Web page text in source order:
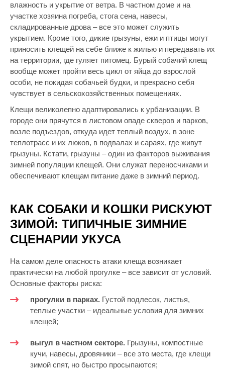
влажность и укрытие от ветра. В частном доме и на
участке хозяина погреба, стога сена, навесы,
складированные дрова – все это может служить
укрытием. Кроме того, дикие грызуны, ежи и птицы могут
приносить клещей на себе ближе к жилью и передавать их
на территории, где гуляет питомец. Бурый собачий клещ
вообще может пройти весь цикл от яйца до взрослой
особи, не покидая собачьей будки, и прекрасно себя
чувствует в сельскохозяйственных помещениях.
Клещи великолепно адаптировались к урбанизации. В
городе они прячутся в листовом опаде скверов и парков,
возле подъездов, откуда идет теплый воздух, в зоне
теплотрасс и их люков, в подвалах и сараях, где живут
грызуны. Кстати, грызуны – один из факторов выживания
зимней популяции клещей. Они служат переносчиками и
обеспечивают клещам питание даже в зимний период.
КАК СОБАКИ И КОШКИ РИСКУЮТ
ЗИМОЙ: ТИПИЧНЫЕ ЗИМНИЕ
СЦЕНАРИИ УКУСА
На самом деле опасность атаки клеща возникает
практически на любой прогулке – все зависит от условий.
Основные факторы риска:
прогулки в парках. Густой подлесок, листья,
теплые участки – идеальные условия для зимних
клещей;
выгул в частном секторе. Грызуны, компостные
кучи, навесы, дровяники – все это места, где клещи
зимой спят, но быстро просыпаются;